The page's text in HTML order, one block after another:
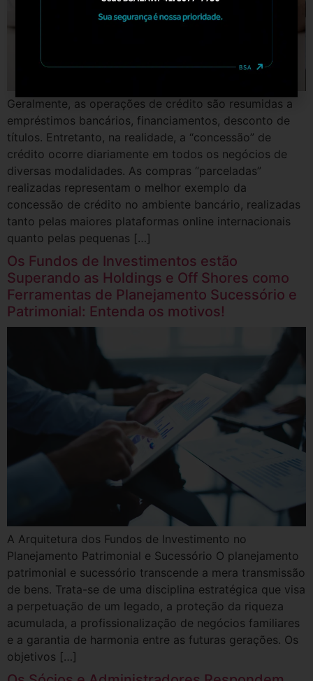
Geralmente, as operações de crédito são resumidas a
empréstimos bancários, financiamentos, desconto de
títulos. Entretanto, na realidade, a “concessão” de
crédito ocorre diariamente em todos os negócios de
diversas modalidades. As compras “parceladas”
realizadas representam o melhor exemplo da
concessão de crédito no ambiente bancário, realizadas
tanto pelas maiores plataformas online internacionais
quanto pelas pequenas […]
Os Fundos de Investimentos estão
Superando as Holdings e Off Shores como
Ferramentas de Planejamento Sucessório e
Patrimonial: Entenda os motivos!
A Arquitetura dos Fundos de Investimento no
Planejamento Patrimonial e Sucessório O planejamento
patrimonial e sucessório transcende a mera transmissão
de bens. Trata-se de uma disciplina estratégica que visa
a perpetuação de um legado, a proteção da riqueza
acumulada, a profissionalização de negócios familiares
e a garantia de harmonia entre as futuras gerações. Os
objetivos […]